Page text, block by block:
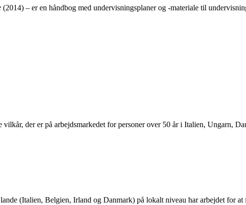
(2014) – er en håndbog med undervisningsplaner og -materiale til
der er på arbejdsmarkedet for personer over 50 år i Italien, Ungarn,
(Italien, Belgien, Irland og Danmark) på lokalt niveau har arbejdet for at